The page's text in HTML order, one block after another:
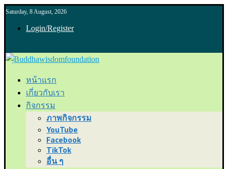
Saturday, 8 August, 2026
Login/Register
หน้าแรก
เกี่ยวกับเรา
กิจกรรม
ภาพกิจกรรม
YouTube
Facebook
TikTok
อื่น ๆ